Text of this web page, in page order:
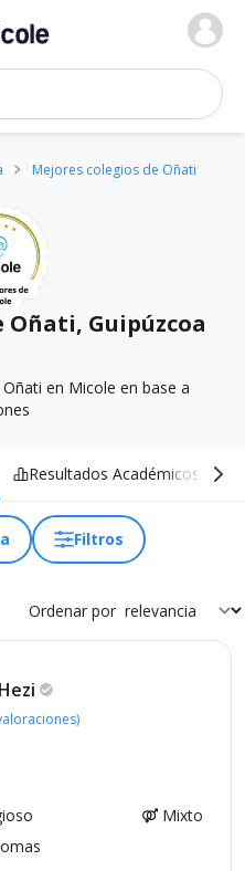
de colegios
Mejores colegios de Oñati
Oñati, Guipúzcoa
en Micole en base a
Resultados Académicos
Filtros
Ordenar por
Hezi
Mixto